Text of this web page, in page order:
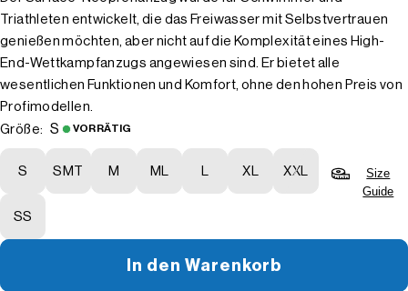
Triathleten entwickelt, die das Freiwasser mit Selbstvertrauen
genießen möchten, aber nicht auf die Komplexität eines High-
End-Wettkampfanzugs angewiesen sind. Er bietet alle
wesentlichen Funktionen und Komfort, ohne den hohen Preis von
Profimodellen.
Größe:
S VORRÄTIG
S SMT M ML L XL XXL
SS
Size
Guide
In den Warenkorb